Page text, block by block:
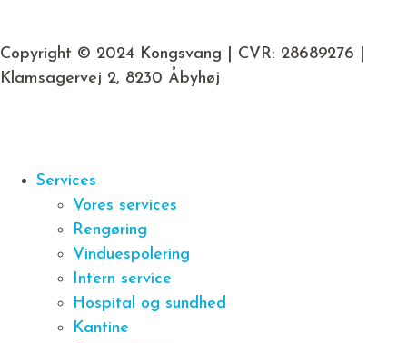
Copyright © 2024 Kongsvang | CVR: 28689276 |
Klamsagervej 2, 8230 Åbyhøj
Services
Vores services
Rengøring
Vinduespolering
Intern service
Hospital og sundhed
Kantine